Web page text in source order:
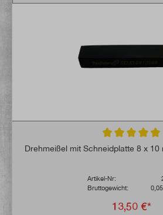
Drehmeißel mit Schneidplatte 8 x 10
Artikel-Nr:
Bruttogewicht:
13,50 €*